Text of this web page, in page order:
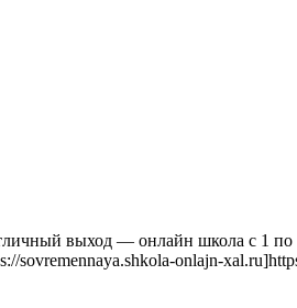
выход — онлайн школа с 1 по
onlajn-